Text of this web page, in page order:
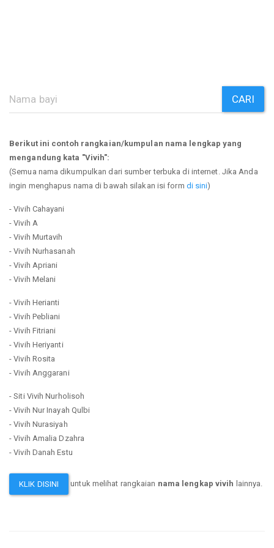
CARI
Berikut ini contoh rangkaian/kumpulan nama lengkap yang
mengandung kata "Vivih":
(Semua nama dikumpulkan dari sumber terbuka di internet. Jika Anda
ingin menghapus nama di bawah silakan isi form di sini)
- Vivih Cahayani
- Vivih A
- Vivih Murtavih
- Vivih Nurhasanah
- Vivih Apriani
- Vivih Melani
- Vivih Herianti
- Vivih Pebliani
- Vivih Fitriani
- Vivih Heriyanti
- Vivih Rosita
- Vivih Anggarani
- Siti Vivih Nurholisoh
- Vivih Nur Inayah Qulbi
- Vivih Nurasiyah
- Vivih Amalia Dzahra
- Vivih Danah Estu
KLIK DISINI untuk melihat rangkaian nama lengkap vivih lainnya.